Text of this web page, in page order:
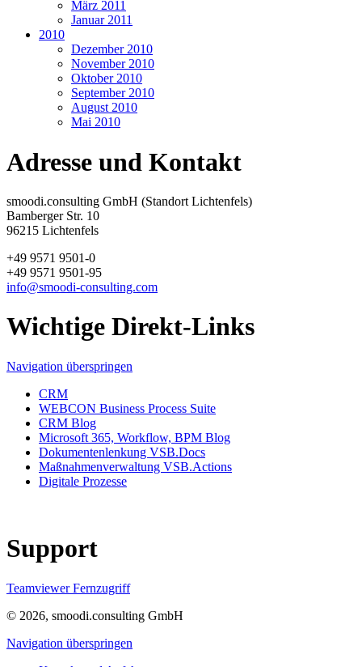
März 2011
Januar 2011
2010
Dezember 2010
November 2010
Oktober 2010
September 2010
August 2010
Mai 2010
Adresse und Kontakt
smoodi.consulting GmbH (Standort Lichtenfels)
Bamberger Str. 10
96215 Lichtenfels
+49 9571 9501-0
+49 9571 9501-95
info@smoodi-consulting.com
Wichtige Direkt-Links
Navigation überspringen
CRM
WEBCON Business Process Suite
CRM Blog
Microsoft 365, Workflow, BPM Blog
Dokumentenlenkung VSB.Docs
Maßnahmenverwaltung VSB.Actions
Digitale Prozesse
Support
Teamviewer Fernzugriff
© 2026, smoodi.consulting GmbH
Navigation überspringen